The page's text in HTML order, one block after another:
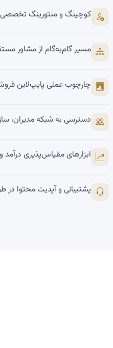
کوچینگ و منتورینگ
مسیر گام‌به‌گام از مشاور
چارچوب عملی پایپ‌لاین
دسترسی به شبکه مدیران،
ابزارهای مقیاس‌پذیری
پشتیبانی و آپدیت محتوا